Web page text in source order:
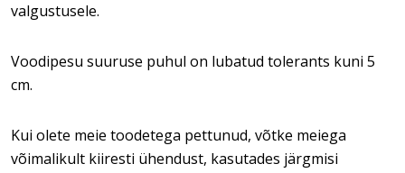
valgustusele.
Voodipesu suuruse puhul on lubatud tolerants kuni 5
cm.
Kui olete meie toodetega pettunud, võtke meiega
võimalikult kiiresti ühendust, kasutades järgmisi